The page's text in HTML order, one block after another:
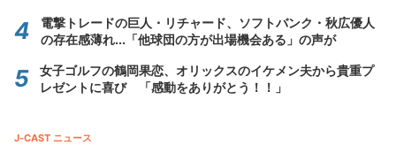
電撃トレードの巨人・リチャード、ソフトバンク・秋広優人
の存在感薄れ...「他球団の方が出場機会ある」の声が
女子ゴルフの鶴岡果恋、オリックスのイケメン夫から貴重プ
レゼントに喜び 「感動をありがとう！！」
J-CAST ニュース